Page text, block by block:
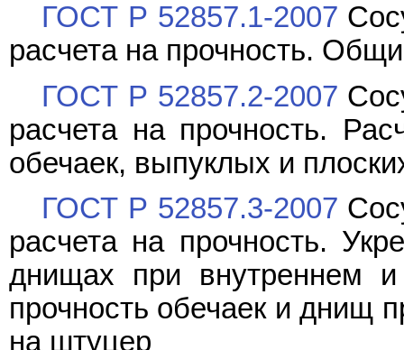
ГОСТ Р 52857.1-2007
расчета на прочность.
ГОСТ Р 52857.2-2007
расчета на прочность.
обечаек, выпуклых и
ГОСТ Р 52857.3-2007
расчета на прочность.
днищах при внутреннем
прочность обечаек и днищ
на штуцер